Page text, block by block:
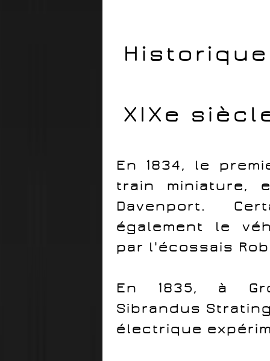
Historique
XIXe
En 1834, le
train miniature,
Davenport.
également le
par l'écossais
En 1835, à
Sibrandus
électrique